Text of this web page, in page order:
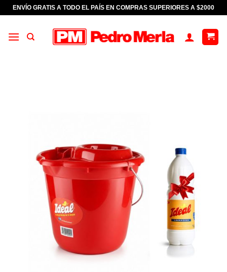
Saltar
contenido
ENVÍO GRATIS A TODO EL PAÍS EN COMPRAS SUPERIORES A $2000